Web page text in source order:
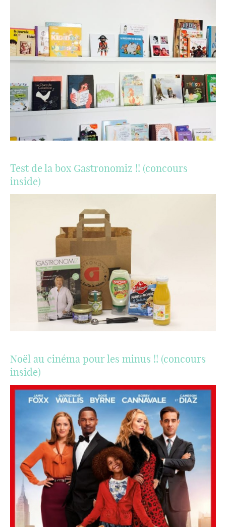
Test de la box Gastronomiz !! (concours
inside)
Noël au cinéma pour les minus !! (concours
inside)